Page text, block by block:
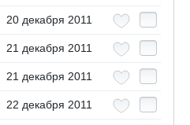
20 декабря 2011
21 декабря 2011
21 декабря 2011
22 декабря 2011